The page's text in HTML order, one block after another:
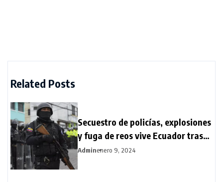
Related Posts
Secuestro de policías, explosiones
y fuga de reos vive Ecuador tras
estado de excepción
Adminenero 9, 2024